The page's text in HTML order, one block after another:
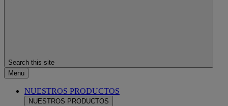
Search this site
Menu
NUESTROS PRODUCTOS
NUESTROS PRODUCTOS